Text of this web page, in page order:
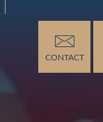
CONTACT